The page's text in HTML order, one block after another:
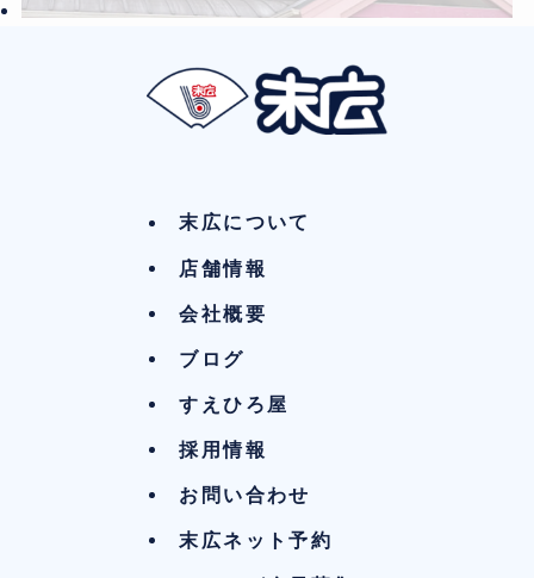
末広について
店舗情報
会社概要
ブログ
すえひろ屋
採用情報
お問い合わせ
末広ネット予約